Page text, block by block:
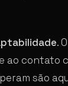
.
ao contato
são